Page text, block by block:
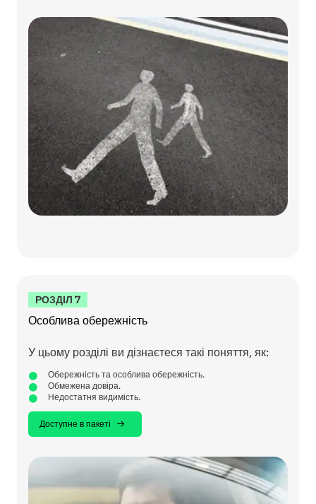
РОЗДІЛ 7
Особлива обережність
У цьому розділі ви дізнаєтеся такі поняття, як:
Обережність та особлива обережність.
Обмежена довіра.
Недостатня видимість.
Доступне в пакеті